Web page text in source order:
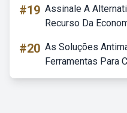
#19 Assinale A
Recurso Da
#20 As Soluções
Ferramentas Para